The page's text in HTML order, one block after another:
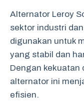
Alternator Leroy
sektor industri
digunakan untuk
yang stabil dan
Dengan kekuatan
alternator ini
efisien.